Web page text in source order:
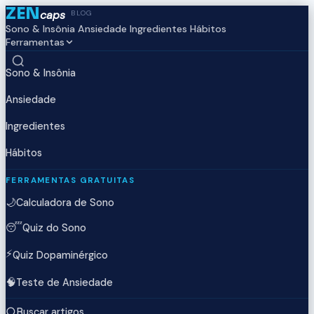
ZENcaps BLOG
Sono & Insônia Ansiedade Ingredientes Hábitos
Ferramentas
Sono & Insônia
Ansiedade
Ingredientes
Hábitos
FERRAMENTAS GRATUITAS
🌙Calculadora de Sono
😴Quiz do Sono
⚡Quiz Dopaminérgico
🧠Teste de Ansiedade